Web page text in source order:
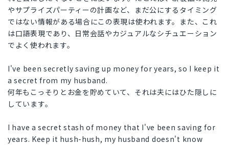
やサプライズパーティーの計画など、まだ公にするタイミング
ではない情報がある場合にこの表現は使われます。また、これ
は口語表現であり、日常会話やカジュアルなシチュエーション
でよく使われます。
I've been secretly saving up money for years, so I keep it
a secret from my husband.
何年もこっそりとお金を貯めていて、それは夫にはひた隠しに
しています。
I have a secret stash of money that I've been saving for
years. Keep it hush-hush, my husband doesn't know